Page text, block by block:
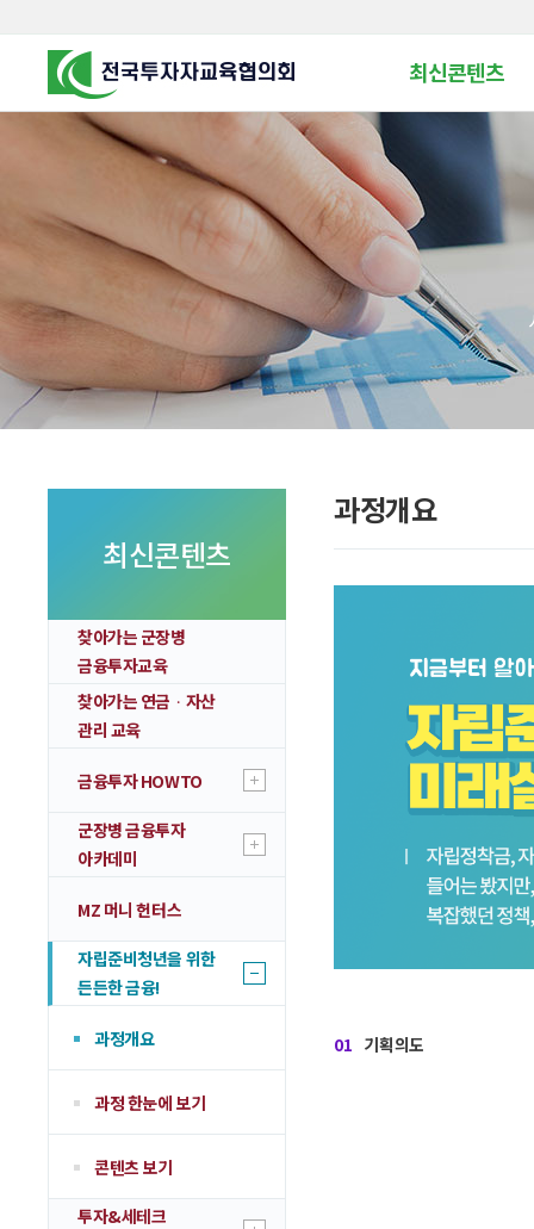
알고 투자하면
꿈이 커집니다
KOREA COUNCIL FOR
INVESTOR EDUCATION
최신콘텐츠
찾아가는 군장병 금
찾아가는 연금ᆞ자
금융투자 HOWTO
군장병 금융투자 아
MZ 머니 헌터스
자립준비청년을 위한
1:1 자산관리법
실전투자 Insight
최신콘텐츠
찾아가는 군장병
금융투자교육
찾아가는 연금ᆞ자산
관리 교육
금융투자 HOWTO
군장병 금융투자
아카데미
MZ 머니 헌터스
자립준비청년을 위한
든든한 금융!
과정개요
과정 한눈에 보기
콘텐츠 보기
투자&세테크
과정개요
01 기획의도